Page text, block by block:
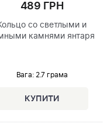
489 ГРН
со светлыми и
камнями янтаря
Вага: 2.7 грама